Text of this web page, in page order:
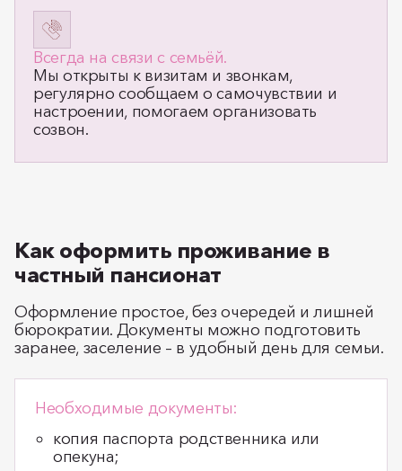
Всегда на связи с семьёй.
Мы открыты к визитам и звонкам,
регулярно сообщаем о самочувствии и
настроении, помогаем организовать
созвон.
Как оформить проживание в
частный пансионат
Оформление простое, без очередей и лишней
бюрократии. Документы можно подготовить
заранее, заселение – в удобный день для семьи.
Необходимые документы:
копия паспорта родственника или
опекуна;